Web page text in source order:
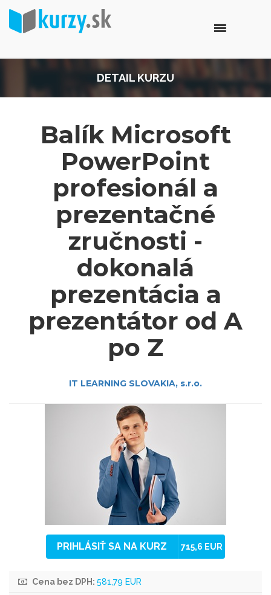
DETAIL KURZU
Balík Microsoft
PowerPoint
profesionál a
prezentačné
zručnosti -
dokonalá
prezentácia a
prezentátor od A
po Z
IT LEARNING SLOVAKIA, s.r.o.
PRIHLÁSIŤ SA NA KURZ 715,6 EUR
Cena bez DPH: 581,79 EUR